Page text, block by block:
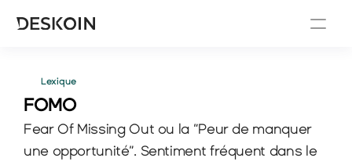
Lexique
FOMO
Fear Of Missing Out ou la “Peur de manquer
une opportunité”. Sentiment fréquent dans le